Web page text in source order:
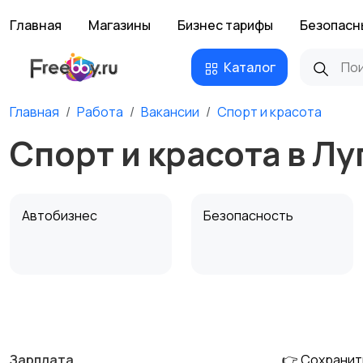
Главная Магазины Бизнес тарифы
Каталог
Главная Работа Вакансии Спорт и красота
Спорт и красота в
Автобизнес Безопасность